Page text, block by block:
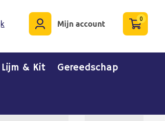
Mijn account
0
Lijm & Kit Gereedschap